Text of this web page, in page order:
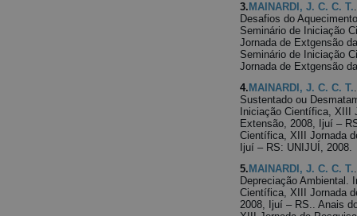
3. MAINARDI, J. C. C. T.
Desafios do
Seminário de Iniciação
Jornada de Extgensão
Seminário de Iniciação
Jornada de Extgensão
4. MAINARDI, J. C. C. T.
Sustentado ou
Iniciação Científica, XIII
Extensão, 2008, Ijuí –
Científica, XIII Jornada
Ijuí – RS: UNIJUÍ, 2008.
5. MAINARDI, J. C. C. T.
Depreciação Ambiental.
Científica, XIII Jornada
2008, Ijuí – RS.. Anais